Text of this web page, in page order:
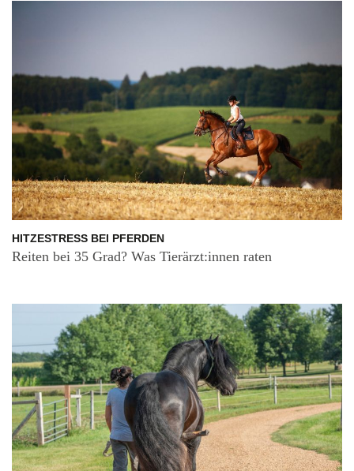
HITZESTRESS BEI PFERDEN
Reiten bei 35 Grad? Was Tierärzt:innen raten